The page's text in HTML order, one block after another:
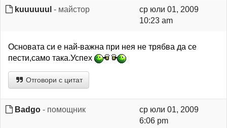
kuuuuuul - майстор
ср юли 01, 2009
10:23 am
Основата си е най-важна при нея не трябва да се
пести,само така.Успех
Отговори с цитат
Badgo - помощник
ср юли 01, 2009
6:06 pm